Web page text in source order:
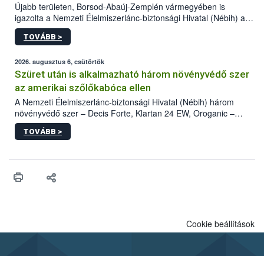
Újabb területen, Borsod-Abaúj-Zemplén vármegyében is
igazolta a Nemzeti Élelmiszerlánc-biztonsági Hivatal (Nébih) a
kőrisrontó karcsúdíszbogár (Agrilus planipennis) jelenlétét. A
kártevőt nem csak színcsapdában találták meg, de már fertőzött
az intenzív felderítést, emellett az intézkedéseket a szlovák
hatósággal is összehangolják a terjedés megállítása érdekében.
TOVÁBB >
2026. augusztus 6, csütörtök
Szüret után is alkalmazható három növényvédő szer
az amerikai szőlőkabóca ellen
A Nemzeti Élelmiszerlánc-biztonsági Hivatal (Nébih) három
növényvédő szer – Decis Forte, Klartan 24 EW, Oroganic –
engedélyokiratát módosította, így azok a szüretet követően,
egészen a vesszőérettség (BBCH 91) stádiumáig
érésű szőlőkben is legyen lehetőség a károsító elleni további
felhasználók számára is elérhető és ökológiai termesztésben is
TOVÁBB >
Cookie beállítások